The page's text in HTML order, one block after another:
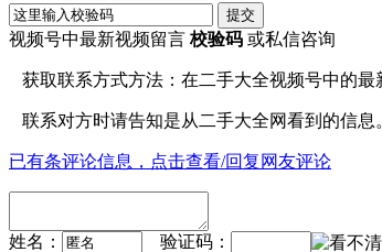
提交
视频号中最新视频留言 校验码 或私信咨询
获取联系方式方法：在二手大全视频号中的最
联系对方时请告知是从 二手大全网看到的信息
已有条评论信息，点击查看/回复网友评论
姓名： 验证码：